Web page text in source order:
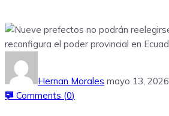
Hernan Morales mayo 13, 2026
Comments (0)